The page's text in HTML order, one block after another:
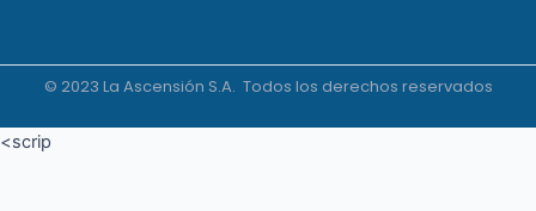
© 2023 La Ascensión S.A. Todos los derechos reservados
<scrip